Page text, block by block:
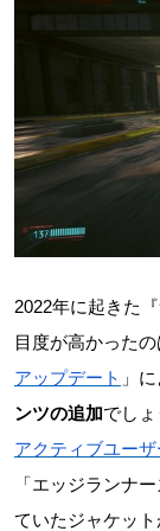
2022年に起きた
目度が高かった
アップデート 」
ンツの追加でし
アクティブユー
「エッジランナ
ていたジャケッ